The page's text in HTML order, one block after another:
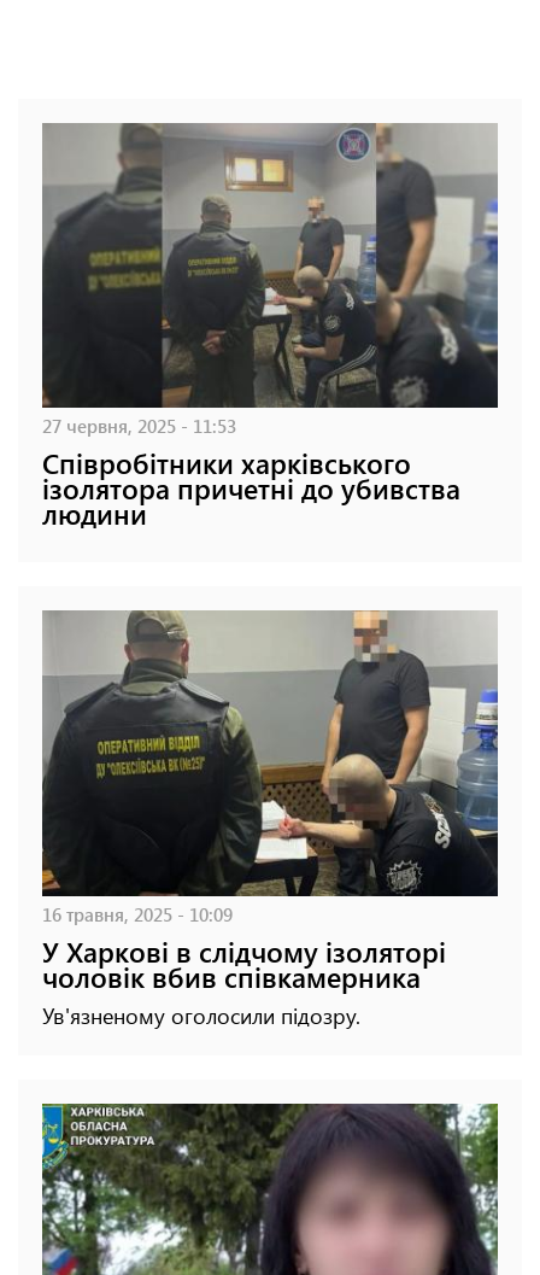
27 червня, 2025 - 11:53
Співробітники харківського
ізолятора причетні до убивства
людини
16 травня, 2025 - 10:09
У Харкові в слідчому ізоляторі
чоловік вбив співкамерника
Ув'язненому оголосили підозру.